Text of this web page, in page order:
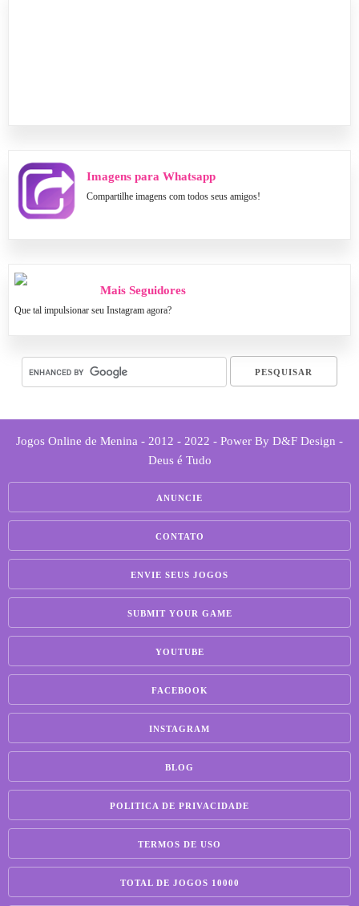
Imagens para Whatsapp
Compartilhe imagens com todos seus amigos!
Mais Seguidores
Que tal impulsionar seu Instagram agora?
Jogos Online de Menina - 2012 - 2022 - Power By D&F Design -
Deus é Tudo
ANUNCIE
CONTATO
ENVIE SEUS JOGOS
SUBMIT YOUR GAME
YOUTUBE
FACEBOOK
INSTAGRAM
BLOG
POLITICA DE PRIVACIDADE
TERMOS DE USO
TOTAL DE JOGOS 10000